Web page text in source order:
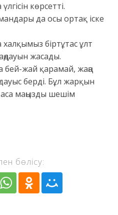
көрсетті.
да осы ортақ іске
біртұтас ұлт
жасады.
жай қарамай, жаңа
берді. Бұл жарқын
маңызды шешім
бөлісу: